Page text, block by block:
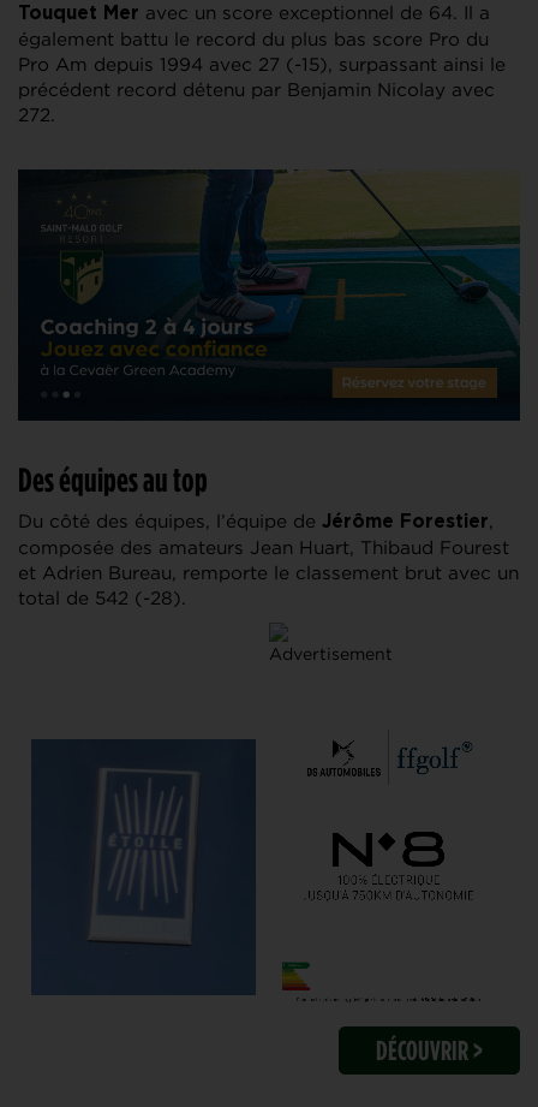
Touquet Mer avec un score exceptionnel de 64. Il a
également battu le record du plus bas score Pro du
Pro Am depuis 1994 avec 27 (-15), surpassant ainsi le
précédent record détenu par Benjamin Nicolay avec
272.
Des équipes au top
Du côté des équipes, l’équipe de Jérôme Forestier,
composée des amateurs Jean Huart, Thibaud Fourest
et Adrien Bureau, remporte le classement brut avec un
total de 542 (-28).
DÉCOUVRIR >